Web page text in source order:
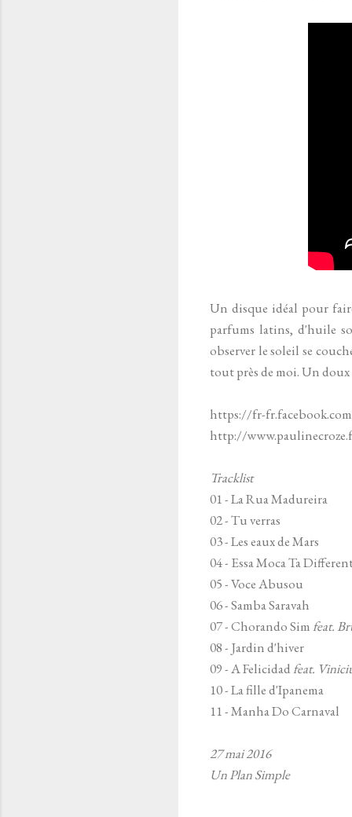
Un disque idéal pour
parfums latins, d'huile
observer le soleil se
tout près de moi. Un doux
https://fr-
http://
Tracklist
01 - La Rua Madureira
02 - Tu verras
03 - Les eaux de Mars
04 - Essa Moca Ta
05 - Voce Abusou
06 - Samba Saravah
07 - Chorando Simfeat.
08 - Jardin d'hiver
09 - A Felicidadfeat.
10 - La fille d'Ipanema
11 - Manha Do Carnaval
27 mai 2016
Un Plan Simple